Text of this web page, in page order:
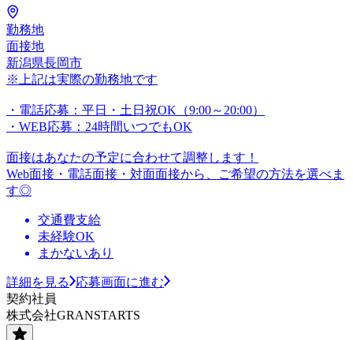
勤務地
面接地
新潟県長岡市
※上記は実際の勤務地です
・電話応募：平日・土日祝OK（9:00～20:00）
・WEB応募：24時間いつでもOK
面接はあなたの予定に合わせて調整します！
Web面接・電話面接・対面面接から、ご希望の方法を選べま
す◎
交通費支給
未経験OK
まかないあり
詳細を見る
応募画面に進む
契約社員
株式会社GRANSTARTS